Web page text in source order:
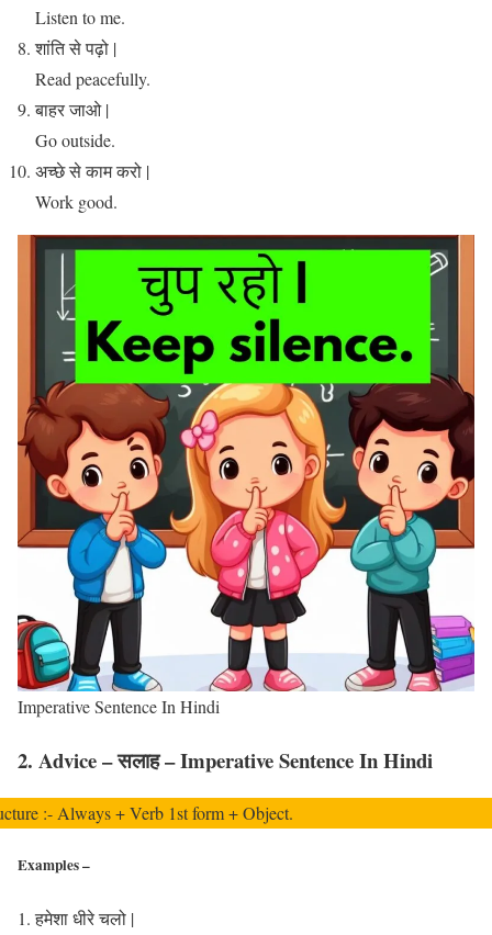
Listen to me.
शांति से पढ़ो |
Read peacefully.
बाहर जाओ |
Go outside.
अच्छे से काम करो |
Work good.
Imperative Sentence In Hindi
‍2. Advice – सलाह – Imperative Sentence In Hindi
:- Always + Verb 1st form + Object.
Examples –
हमेशा धीरे चलो |